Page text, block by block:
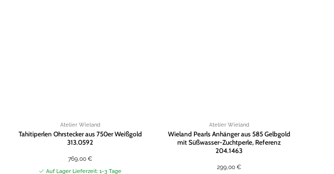
Atelier Wieland
Tahitiperlen Ohrstecker aus 750er Weißgold
313.0592
769,00 €
Auf Lager Lieferzeit: 1-3 Tage
Atelier Wieland
Wieland Pearls Anhänger aus 585 Gelbgold
mit Süßwasser-Zuchtperle, Referenz
204.1463
299,00 €